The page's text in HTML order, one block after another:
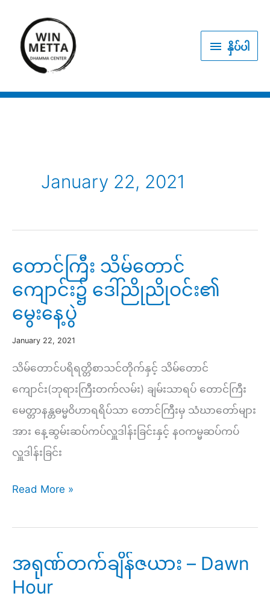
content
နှိပ် နှိပ်ပါ
January 22, 2021
တောင်ကြီး သိမ်တောင်
ကျောင်း၌ ဒေါ်ညိုညိုဝင်း၏
မွေးနေ့ပွဲ
January 22, 2021
သိမ်တောင်ပရိရတ္တိစာသင်တိုက်နှင့် သိမ်တောင်
ကျောင်း(ဘုရားကြီးတက်လမ်း) ချမ်းသာရပ် တောင်ကြီး
မေတ္တာနန္တဓမ္မဝိဟာရရိပ်သာ တောင်ကြီးမှ သံဃာတော်များ
အား နေ့ဆွမ်းဆပ်ကပ်လှူဒါန်းခြင်းနှင့် နဝကမ္မဆပ်ကပ်
လှူဒါန်းခြင်း
တောင်
သိမ်
ကျောင်း၌
ဒေါ်
Read More »
အရုဏ်တက်ချိန်ဇယား – Dawn
Hour